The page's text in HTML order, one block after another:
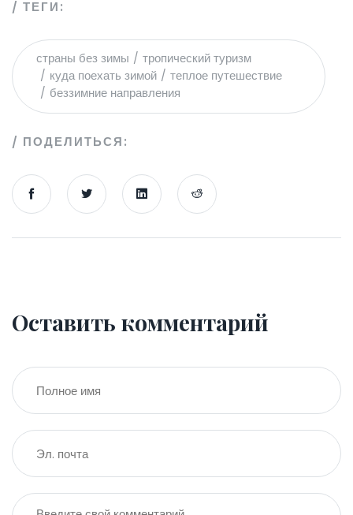
ТЕГИ:
страны без зимы
тропический туризм
куда поехать зимой
теплое путешествие
беззимние направления
ПОДЕЛИТЬСЯ:
Оставить комментарий